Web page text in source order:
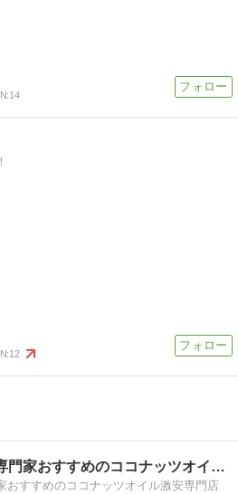
14
12
ココナッツオイル専門家おすすめのココナッツオイル激安専門店
おすすめのココナッツオイル激安専門店